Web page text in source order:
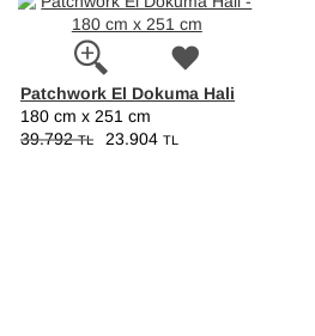
Patchwork El Dokuma Hali
180 cm x 251 cm
39.792TL 23.904 TL